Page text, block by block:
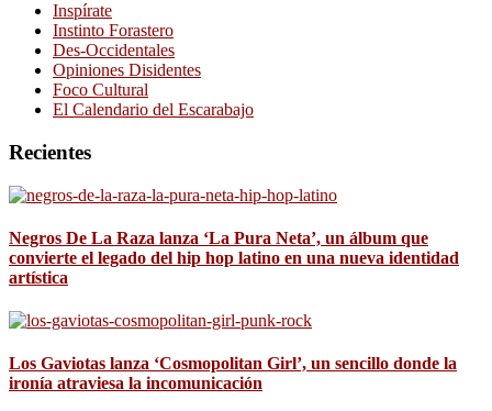
Inspírate
Instinto Forastero
Des-Occidentales
Opiniones Disidentes
Foco Cultural
El Calendario del Escarabajo
Recientes
Negros De La Raza lanza ‘La Pura Neta’, un álbum que
convierte el legado del hip hop latino en una nueva identidad
artística
Los Gaviotas lanza ‘Cosmopolitan Girl’, un sencillo donde la
ironía atraviesa la incomunicación